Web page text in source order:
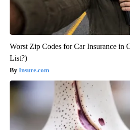
Worst Zip Codes for Car Insurance in
List?)
Insure.com